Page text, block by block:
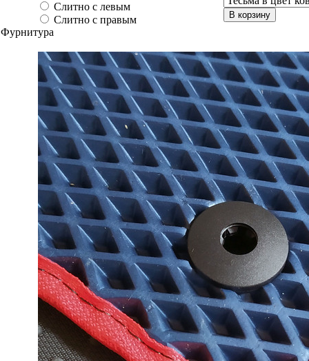
Слитно с левым
Слитно с правым
В корзину
Фурнитура